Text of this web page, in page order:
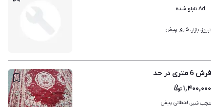
Ad تابلو شده
تبریز، بازار، ۵ روز پیش
فرش 6 متری در حد
۱,۴۰۰,۰۰۰
عجب شیر، لحظاتی پیش